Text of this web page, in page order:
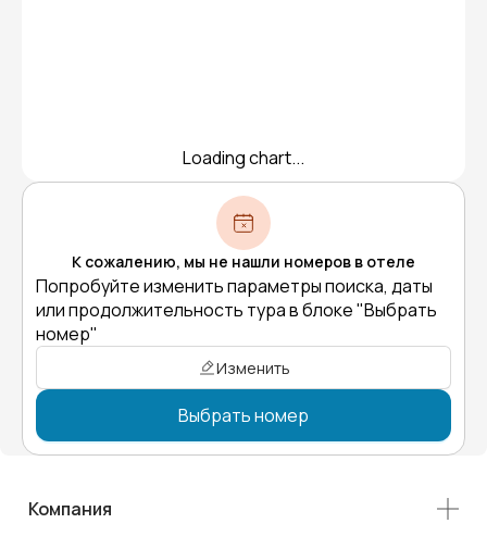
Loading chart...
К сожалению, мы не нашли номеров в отеле
Попробуйте изменить параметры поиска, даты
или продолжительность тура в блоке "Выбрать
номер"
Изменить
Выбрать номер
Компания